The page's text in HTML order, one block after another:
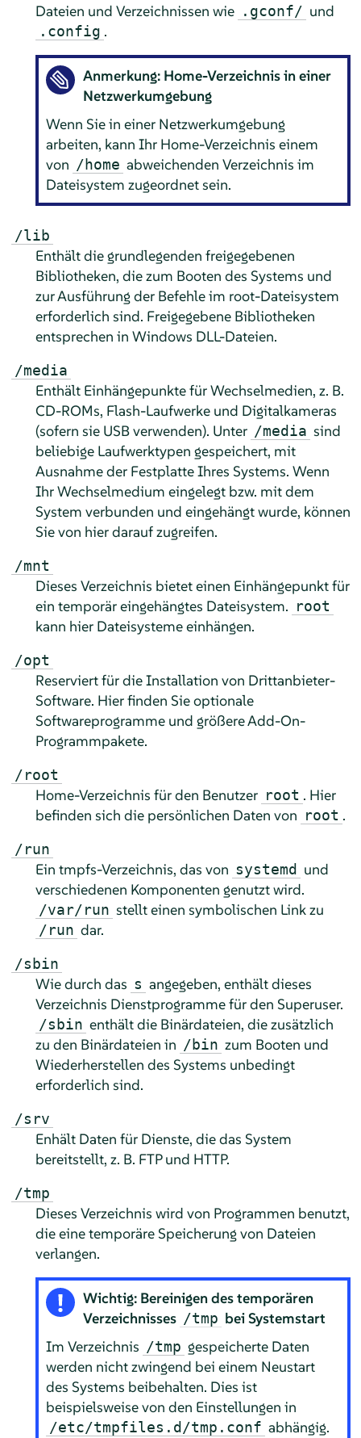
Dateien und Verzeichnissen wie .gconf/ und
.config .
Anmerkung: Home-Verzeichnis in einer
Netzwerkumgebung
Wenn Sie in einer Netzwerkumgebung
arbeiten, kann Ihr Home-Verzeichnis einem
von /home abweichenden Verzeichnis im
Dateisystem zugeordnet sein.
/lib
Enthält die grundlegenden freigegebenen
Bibliotheken, die zum Booten des Systems und
zur Ausführung der Befehle im root-Dateisystem
erforderlich sind. Freigegebene Bibliotheken
entsprechen in Windows DLL-Dateien.
/media
Enthält Einhängepunkte für Wechselmedien, z. B.
CD-ROMs, Flash-Laufwerke und Digitalkameras
(sofern sie USB verwenden). Unter /media sind
beliebige Laufwerktypen gespeichert, mit
Ausnahme der Festplatte Ihres Systems. Wenn
Ihr Wechselmedium eingelegt bzw. mit dem
System verbunden und eingehängt wurde, können
Sie von hier darauf zugreifen.
/mnt
Dieses Verzeichnis bietet einen Einhängepunkt für
ein temporär eingehängtes Dateisystem. root
kann hier Dateisysteme einhängen.
/opt
Reserviert für die Installation von Drittanbieter-
Software. Hier finden Sie optionale
Softwareprogramme und größere Add-On-
Programmpakete.
/root
Home-Verzeichnis für den Benutzer root . Hier
befinden sich die persönlichen Daten von root .
/run
Ein tmpfs-Verzeichnis, das von systemd und
verschiedenen Komponenten genutzt wird.
/var/run stellt einen symbolischen Link zu
/run dar.
/sbin
Wie durch das s angegeben, enthält dieses
Verzeichnis Dienstprogramme für den Superuser.
/sbin enthält die Binärdateien, die zusätzlich
zu den Binärdateien in /bin zum Booten und
Wiederherstellen des Systems unbedingt
erforderlich sind.
/srv
Enhält Daten für Dienste, die das System
bereitstellt, z. B. FTP und HTTP.
/tmp
Dieses Verzeichnis wird von Programmen benutzt,
die eine temporäre Speicherung von Dateien
verlangen.
Wichtig: Bereinigen des temporären
Verzeichnisses /tmp bei Systemstart
Im Verzeichnis /tmp gespeicherte Daten
werden nicht zwingend bei einem Neustart
des Systems beibehalten. Dies ist
beispielsweise von den Einstellungen in
/etc/tmpfiles.d/tmp.conf abhängig.